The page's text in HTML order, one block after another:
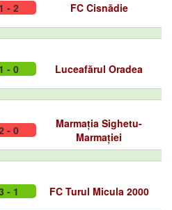
1 - 2 FC Cisnădie
1 - 0 Luceafărul Oradea
- 0
Marmația Sighetu-
Marmației
- 1 FC Turul Micula 2000